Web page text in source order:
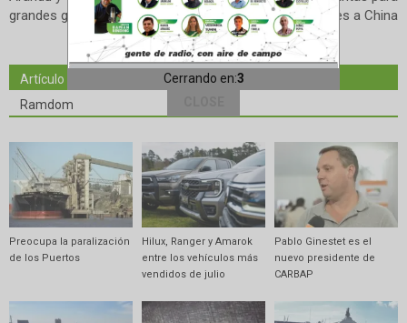
grandes ganadores de Balcarce
embarques a China
Artículo relacionados
Ramdom
Preocupa la paralización
de los Puertos
Hilux, Ranger y Amarok
entre los vehículos más
vendidos de julio
Pablo Ginestet es el
nuevo presidente de
CARBAP